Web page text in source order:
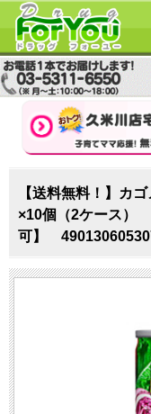
【送料無料！】カ
×10個（2ケース）
可】